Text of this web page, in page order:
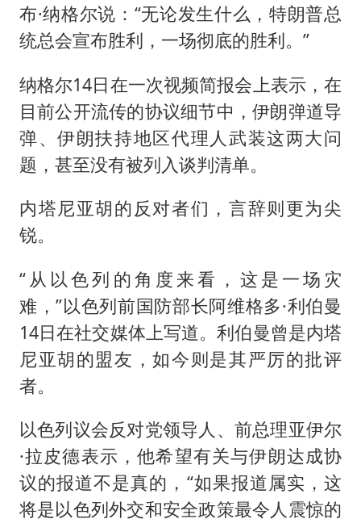
布·纳格尔说：“无论发生什么，特朗普总
统总会宣布胜利，一场彻底的胜利。”
纳格尔14日在一次视频简报会上表示，在
目前公开流传的协议细节中，伊朗弹道导
弹、伊朗扶持地区代理人武装这两大问
题，甚至没有被列入谈判清单。
内塔尼亚胡的反对者们，言辞则更为尖
锐。
“从以色列的角度来看，这是一场灾
难，”以色列前国防部长阿维格多·利伯曼
14日在社交媒体上写道。利伯曼曾是内塔
尼亚胡的盟友，如今则是其严厉的批评
者。
以色列议会反对党领导人、前总理亚伊尔
·拉皮德表示，他希望有关与伊朗达成协
议的报道不是真的，“如果报道属实，这
将是以色列外交和安全政策最令人震惊的